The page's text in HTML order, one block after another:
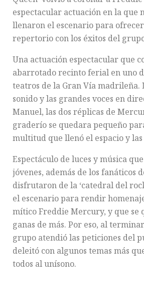
espectacular actuación en la que
llenaron el escenario para
repertorio con los éxitos del
Una actuación espectacular que
abarrotado recinto ferial en uno
teatros de la Gran Vía madrileña.
sonido y las grandes voces en
Manuel, las dos réplicas de
graderío se quedara pequeño
multitud que llenó el espacio y las
Espectáculo de luces y música
jóvenes, además de los fanáticos
disfrutaron de la ‘catedral del
el escenario para rendir
mítico Freddie Mercury, y que se
ganas de más. Por eso, al
grupo atendió las peticiones del
deleitó con algunos temas más
todos al unísono.